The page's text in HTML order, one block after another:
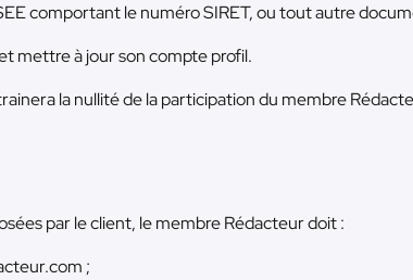
comportant le numéro SIRET, ou tout autre
mettre à jour son compte profil.
la nullité de la participation du membre
par le client, le membre Rédacteur doit :
;